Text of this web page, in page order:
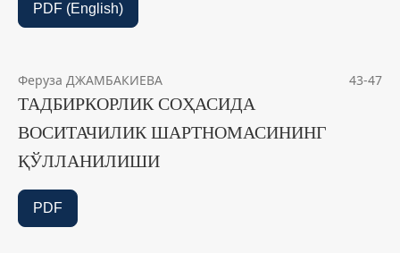
PDF (English)
Феруза ДЖАМБАКИЕВА 43-47
ТАДБИРКОРЛИК СОҲАСИДА
ВОСИТАЧИЛИК ШАРТНОМАСИНИНГ
ҚЎЛЛАНИЛИШИ
PDF